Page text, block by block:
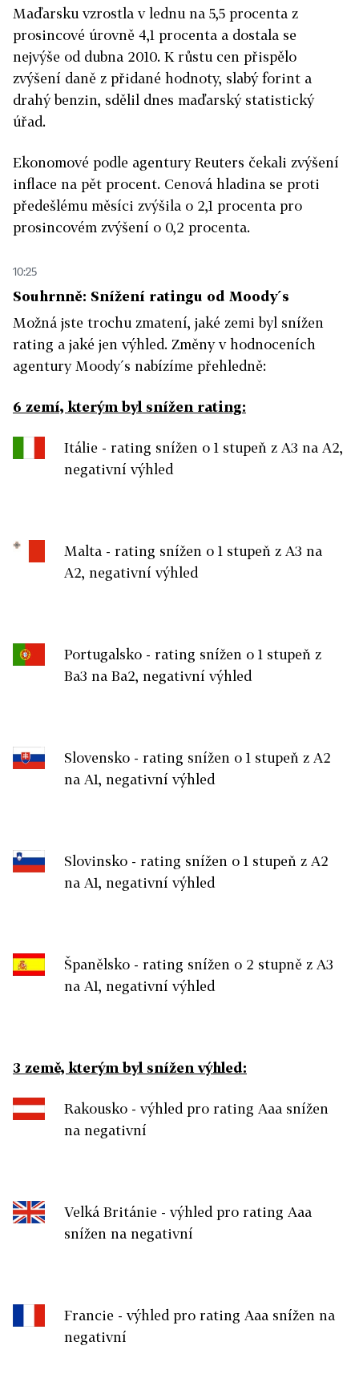
Maďarsku vzrostla v lednu na 5,5 procenta z
prosincové úrovně 4,1 procenta a dostala se
nejvýše od dubna 2010. K růstu cen přispělo
zvýšení daně z přidané hodnoty, slabý forint a
drahý benzin, sdělil dnes maďarský statistický
úřad.
Ekonomové podle agentury Reuters čekali zvýšení
inflace na pět procent. Cenová hladina se proti
předešlému měsíci zvýšila o 2,1 procenta pro
prosincovém zvýšení o 0,2 procenta.
10:25
Souhrnně: Snížení ratingu od Moody´s
Možná jste trochu zmatení, jaké zemi byl snížen
rating a jaké jen výhled. Změny v hodnoceních
agentury Moody´s nabízíme přehledně:
6 zemí, kterým byl snížen rating:
Itálie - rating snížen o 1 stupeň z A3 na A2,
negativní výhled
Malta - rating snížen o 1 stupeň z A3 na
A2, negativní výhled
Portugalsko - rating snížen o 1 stupeň z
Ba3 na Ba2, negativní výhled
Slovensko - rating snížen o 1 stupeň z A2
na A1, negativní výhled
Slovinsko - rating snížen o 1 stupeň z A2
na A1, negativní výhled
Španělsko - rating snížen o 2 stupně z A3
na A1, negativní výhled
3 země, kterým byl snížen výhled:
Rakousko - výhled pro rating Aaa snížen
na negativní
Velká Británie - výhled pro rating Aaa
snížen na negativní
Francie - výhled pro rating Aaa snížen na
negativní